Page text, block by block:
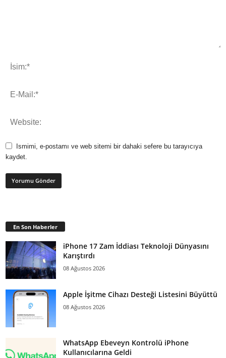
Ismimi, e-postamı ve web sitemi bir dahaki sefere bu tarayıcıya
kaydet.
En Son Haberler
iPhone 17 Zam İddiası Teknoloji Dünyasını
Karıştırdı
08 Ağustos 2026
Apple İşitme Cihazı Desteği Listesini Büyüttü
08 Ağustos 2026
WhatsApp Ebeveyn Kontrolü iPhone
Kullanıcılarına Geldi